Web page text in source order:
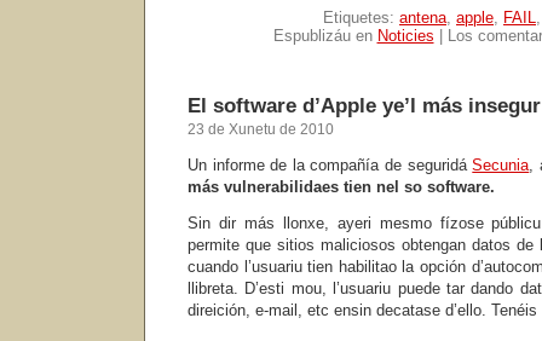
Etiquetes: antena, apple, FAIL
Espublizáu en Noticies Los
El software d’Apple ye’l más
23 de Xunetu de 2010
Un informe de la compañía de seguridáSecunia,
más vulnerabilidaes tien nel so software.
Sin dir más llonxe, ayeri mesmo fízose
permite que sitios maliciosos obtengan datos
cuando l’usuariu tien habilitao la opción
llibreta. D’esti mou, l’usuariu puede tar dando
direición, e-mail, etc ensin decatase d’ello.